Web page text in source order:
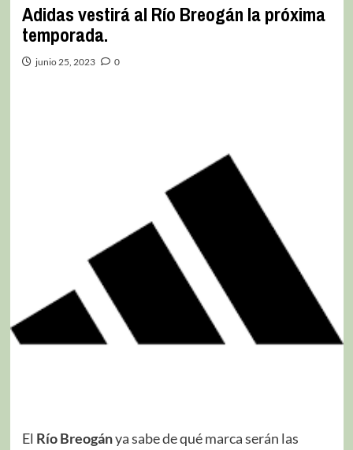
Adidas vestirá al Río Breogán la próxima
temporada.
junio 25, 2023 0
El Río Breogánya sabe de qué marca serán las